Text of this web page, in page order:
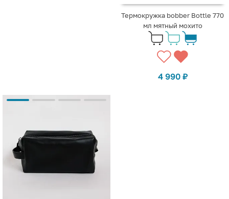
Термокружка bobber Bottle 770
мл мятный мохито
4 990 ₽